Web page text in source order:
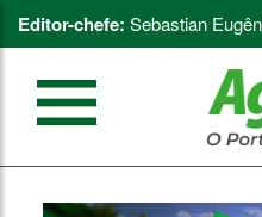
Editor-chefe: Sebastian